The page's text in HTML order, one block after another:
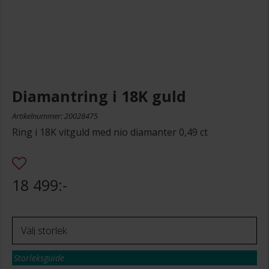
Diamantring i 18K guld
Artikelnummer: 20028475
Ring i 18K vitguld med nio diamanter 0,49 ct
18 499:-
Storleksguide